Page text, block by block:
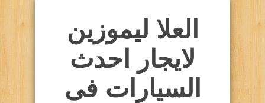
العلا ليموزين
لايجار احدث
السيارات فى